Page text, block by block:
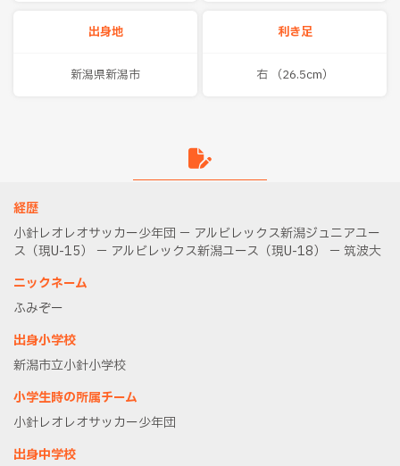
出身地
新潟県新潟市
利き足
右 （26.5cm）
経歴
小針レオレオサッカー少年団 － アルビレックス新潟ジュニアユー
ス（現U-15） － アルビレックス新潟ユース（現U-18） － 筑波大
ニックネーム
ふみぞー
出身小学校
新潟市立小針小学校
小学生時の所属チーム
小針レオレオサッカー少年団
出身中学校